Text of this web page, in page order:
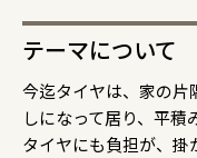
テーマについて
今迄タイヤは、家の片
しになって居り、平積
タイヤにも負担が、掛